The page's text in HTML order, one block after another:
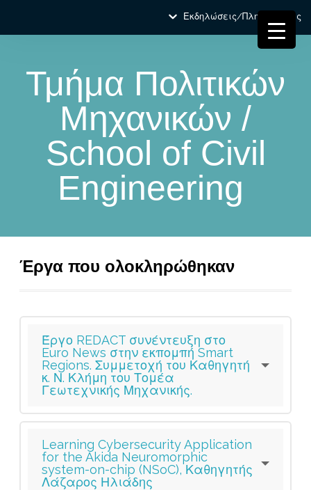
Εκδηλώσεις/Πληροφορίες
Τμήμα Πολιτικών
Μηχανικών /
School of Civil
Engineering
Έργα που ολοκληρώθηκαν
Έργο REDACT συνέντευξη στο
Euro News στην εκπομπή Smart
Regions. Συμμετοχή του Καθηγητή
κ. Ν. Κλήμη του Τομέα
Γεωτεχνικής Μηχανικής.
Learning Cybersecurity Application
for the Akida Neuromorphic
system-on-chip (NSoC), Καθηγητής
Λάζαρος Ηλιάδης